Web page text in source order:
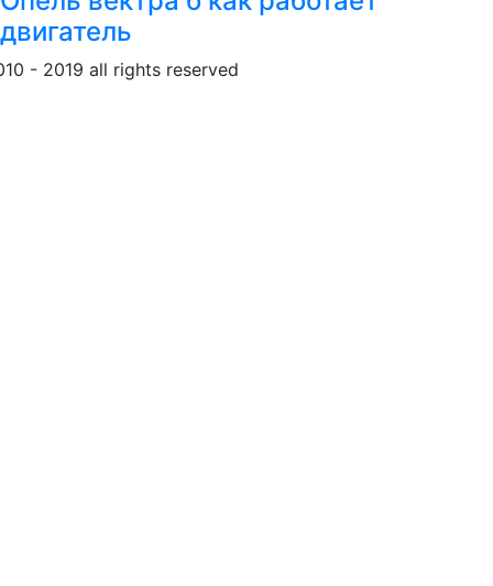
двигатель
- 2019 all rights reserved